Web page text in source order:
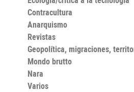
Contracultura
Anarquismo
Revistas
Geopolítica, migraciones,
Mondo brutto
Nara
Varios